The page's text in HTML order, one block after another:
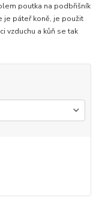
poutka na podbřišník
je páteř koně, je použit
vzduchu a kůň se tak